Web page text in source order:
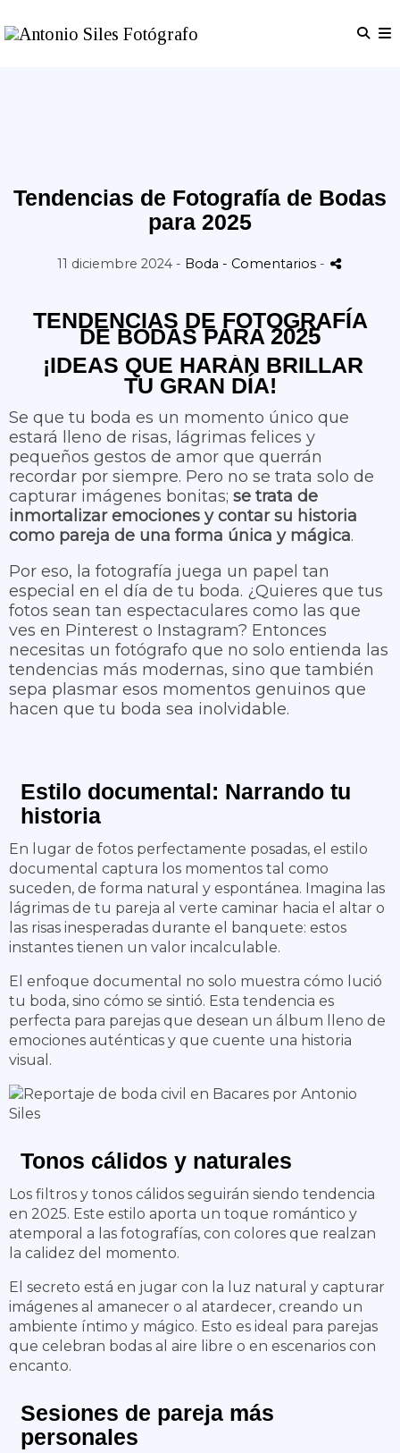
Tendencias de Fotografía de Bodas
para 2025
11 diciembre 2024 - Boda - Comentarios -
TENDENCIAS DE FOTOGRAFÍA
DE BODAS PARA2025
¡IDEAS QUE HARÁN BRILLAR
TU GRAN DÍA!
Se que tu boda es un momento único que
estará lleno de risas, lágrimas felices y
pequeños gestos de amor que querrán
recordar por siempre. Pero no se trata solo de
capturar imágenes bonitas; se trata de
inmortalizar emociones y contar su historia
como pareja de una forma única y mágica.
Por eso, la fotografía juega un papel tan
especial en el día de tu boda. ¿Quieres que tus
fotos sean tan espectaculares como las que
ves en Pinterest o Instagram? Entonces
necesitas un fotógrafo que no solo entienda las
tendencias más modernas, sino que también
sepa plasmar esos momentos genuinos que
hacen que tu boda sea inolvidable.
Estilo documental: Narrando tu
historia
En lugar de fotos perfectamente posadas, el estilo
documental captura los momentos tal como
suceden, de forma natural y espontánea. Imagina las
lágrimas de tu pareja al verte caminar hacia el altar o
las risas inesperadas durante el banquete: estos
instantes tienen un valor incalculable.
El enfoque documental no solo muestra cómo lució
tu boda, sino cómo se sintió. Esta tendencia es
perfecta para parejas que desean un álbum lleno de
emociones auténticas y que cuente una historia
visual.
Tonos cálidos y naturales
Los filtros y tonos cálidos seguirán siendo tendencia
en 2025. Este estilo aporta un toque romántico y
atemporal a las fotografías, con colores que realzan
la calidez del momento.
El secreto está en jugar con la luz natural y capturar
imágenes al amanecer o al atardecer, creando un
ambiente íntimo y mágico. Esto es ideal para parejas
que celebran bodas al aire libre o en escenarios con
encanto.
Sesiones de pareja más
personales